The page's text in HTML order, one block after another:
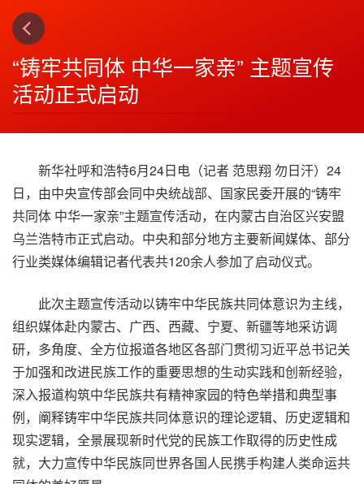
“铸牢共同体 中华一家亲” 主题宣传
活动正式启动
新华社呼和浩特6月24日电（记者 范思翔 勿日汗）24
日，由中央宣传部会同中央统战部、国家民委开展的“铸牢
共同体 中华一家亲”主题宣传活动，在内蒙古自治区兴安盟
乌兰浩特市正式启动。中央和部分地方主要新闻媒体、部分
行业类媒体编辑记者代表共120余人参加了启动仪式。
此次主题宣传活动以铸牢中华民族共同体意识为主线，
组织媒体赴内蒙古、广西、西藏、宁夏、新疆等地采访调
研，多角度、全方位报道各地区各部门贯彻习近平总书记关
于加强和改进民族工作的重要思想的生动实践和创新经验，
深入报道构筑中华民族共有精神家园的特色举措和典型事
例，阐释铸牢中华民族共同体意识的理论逻辑、历史逻辑和
现实逻辑，全景展现新时代党的民族工作取得的历史性成
就，大力宣传中华民族同世界各国人民携手构建人类命运共